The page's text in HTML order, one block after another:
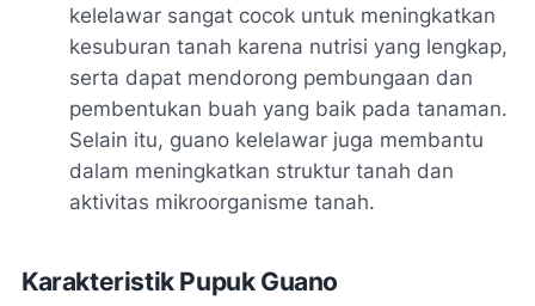
kelelawar sangat cocok untuk meningkatkan
kesuburan tanah karena nutrisi yang lengkap,
serta dapat mendorong pembungaan dan
pembentukan buah yang baik pada tanaman.
Selain itu, guano kelelawar juga membantu
dalam meningkatkan struktur tanah dan
aktivitas mikroorganisme tanah.
Karakteristik Pupuk Guano